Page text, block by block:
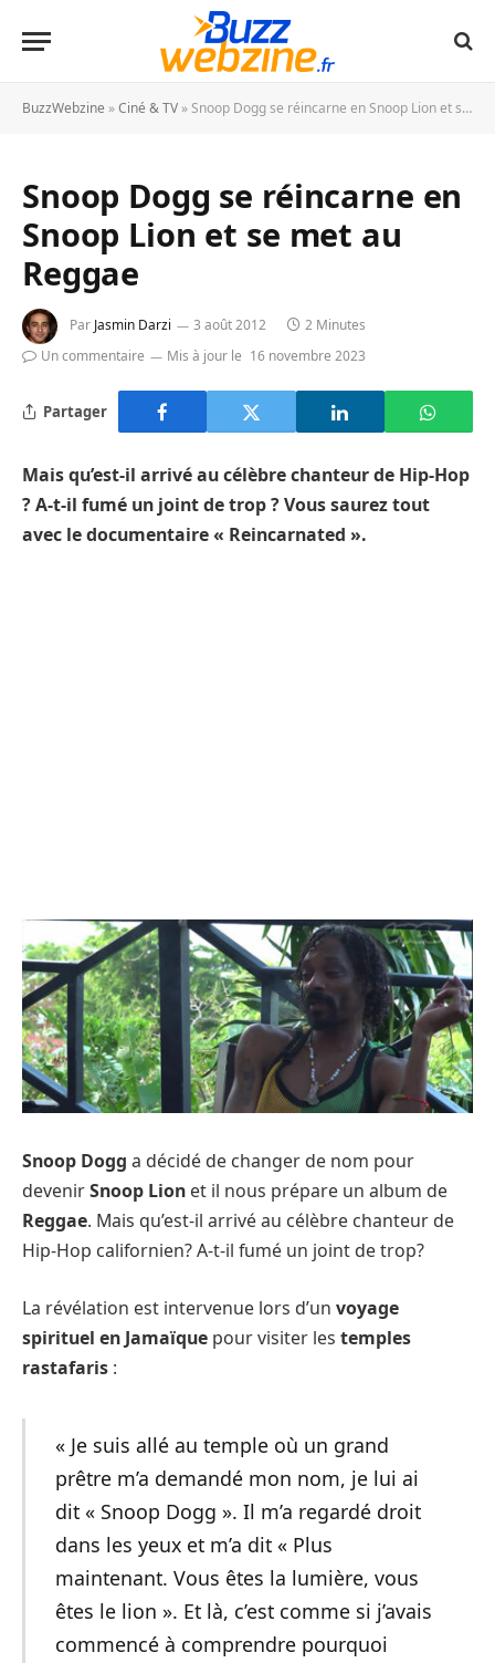
BuzzWebzine »Ciné & TV »Snoop Dogg se réincarne en Snoop Lion et se met au Reggae
Snoop Dogg se réincarne en
Snoop Lion et se met au
Reggae
Par Jasmin Darzi 3 août 2012
2 Minutes
Un commentaire
Mis à jour le 16 novembre 2023
Partager
Mais qu’est-il arrivé au célèbre chanteur de Hip-Hop
? A-t-il fumé un joint de trop ? Vous saurez tout
avec le documentaire « Reincarnated ».
Snoop Dogg a décidé de changer de nom pour
devenirSnoop Lion et il nous prépare un album de
Reggae. Mais qu’est-il arrivé au célèbre chanteur de
Hip-Hop californien? A-t-il fumé un joint de trop?
La révélation est intervenue lors d’un voyage
spirituel en Jamaïque pour visiter les temples
rastafaris :
« Je suis allé au temple où un grand
prêtre m’a demandé mon nom, je lui ai
dit « Snoop Dogg ». Il m’a regardé droit
dans les yeux et m’a dit « Plus
maintenant. Vous êtes la lumière, vous
êtes le lion ». Et là, c’est comme si j’avais
commencé à comprendre pourquoi